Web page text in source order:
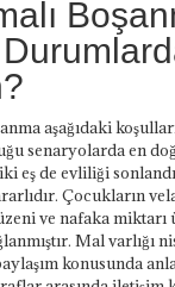
aşağıdaki
senaryolarda en
eş de evliliği
Çocukların
ve nafaka miktarı
Mal varlığı
konusunda